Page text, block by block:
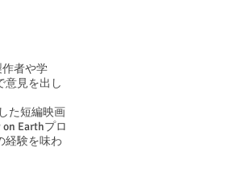
作者や学
意見を出し
た短編映画
Earthプロ
経験を味わ